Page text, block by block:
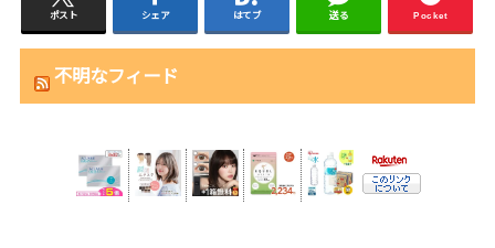
ポスト シェア はてブ 送る Pocket
不明なフィード